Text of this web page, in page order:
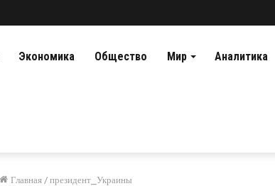
Экономика Общество Мир Аналитика
Главная / президент_Украины